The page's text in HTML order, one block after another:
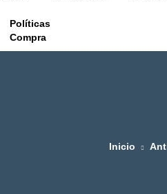
Políticas
Compra
Inicio